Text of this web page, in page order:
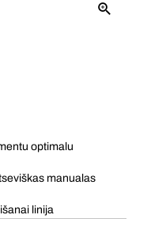
optimalu
manualas
linija